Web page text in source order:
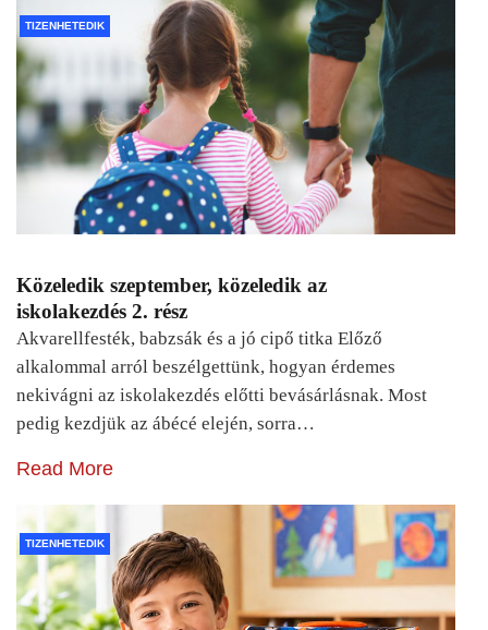
TIZENHETEDIK
Közeledik szeptember, közeledik az
iskolakezdés 2. rész
Akvarellfesték, babzsák és a jó cipő titka Előző
alkalommal arról beszélgettünk, hogyan érdemes
nekivágni az iskolakezdés előtti bevásárlásnak. Most
pedig kezdjük az ábécé elején, sorra…
Read More
TIZENHETEDIK